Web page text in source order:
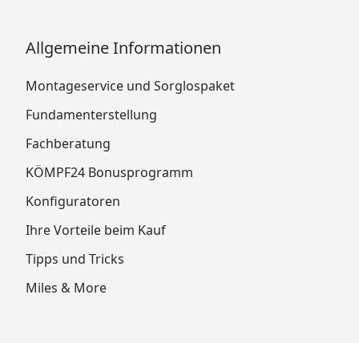
Allgemeine Informationen
Montageservice und Sorglospaket
Fundamenterstellung
Fachberatung
KÖMPF24 Bonusprogramm
Konfiguratoren
Ihre Vorteile beim Kauf
Tipps und Tricks
Miles & More